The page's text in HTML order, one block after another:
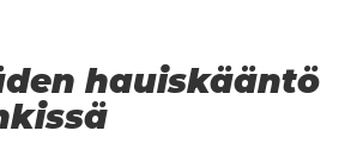
hauiskääntö